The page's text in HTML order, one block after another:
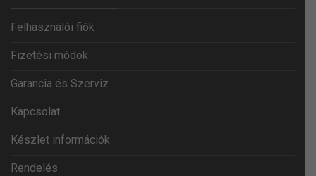
Felhasználói fiók
Fizetési módok
Garancia és Szerviz
Kapcsolat
Készlet információk
Rendelés